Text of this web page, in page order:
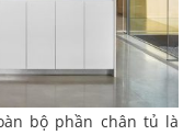
bộ phần chân tủ là